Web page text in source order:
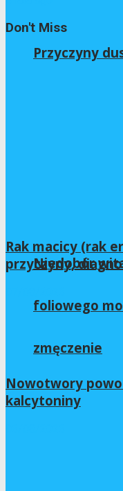
Przyczyny
Niedobór
foliowego
zmęczenie
Don't Miss
Rak macicy (rak
przyczyny,
Nowotwory
kalcytoniny